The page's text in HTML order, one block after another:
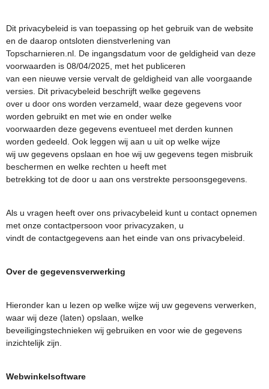
Dit privacybeleid is van toepassing op het gebruik van de website
en de daarop ontsloten dienstverlening van
Topscharnieren.nl. De ingangsdatum voor de geldigheid van deze
voorwaarden is 08/04/2025, met het publiceren
van een nieuwe versie vervalt de geldigheid van alle voorgaande
versies. Dit privacybeleid beschrijft welke gegevens
over u door ons worden verzameld, waar deze gegevens voor
worden gebruikt en met wie en onder welke
voorwaarden deze gegevens eventueel met derden kunnen
worden gedeeld. Ook leggen wij aan u uit op welke wijze
wij uw gegevens opslaan en hoe wij uw gegevens tegen misbruik
beschermen en welke rechten u heeft met
betrekking tot de door u aan ons verstrekte persoonsgegevens.
Als u vragen heeft over ons privacybeleid kunt u contact opnemen
met onze contactpersoon voor privacyzaken, u
vindt de contactgegevens aan het einde van ons privacybeleid.
Over de gegevensverwerking
Hieronder kan u lezen op welke wijze wij uw gegevens verwerken,
waar wij deze (laten) opslaan, welke
beveiligingstechnieken wij gebruiken en voor wie de gegevens
inzichtelijk zijn.
Webwinkelsoftware